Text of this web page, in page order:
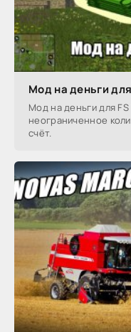
Мод на деньги
Мод на деньги для
неограниченное
счёт.